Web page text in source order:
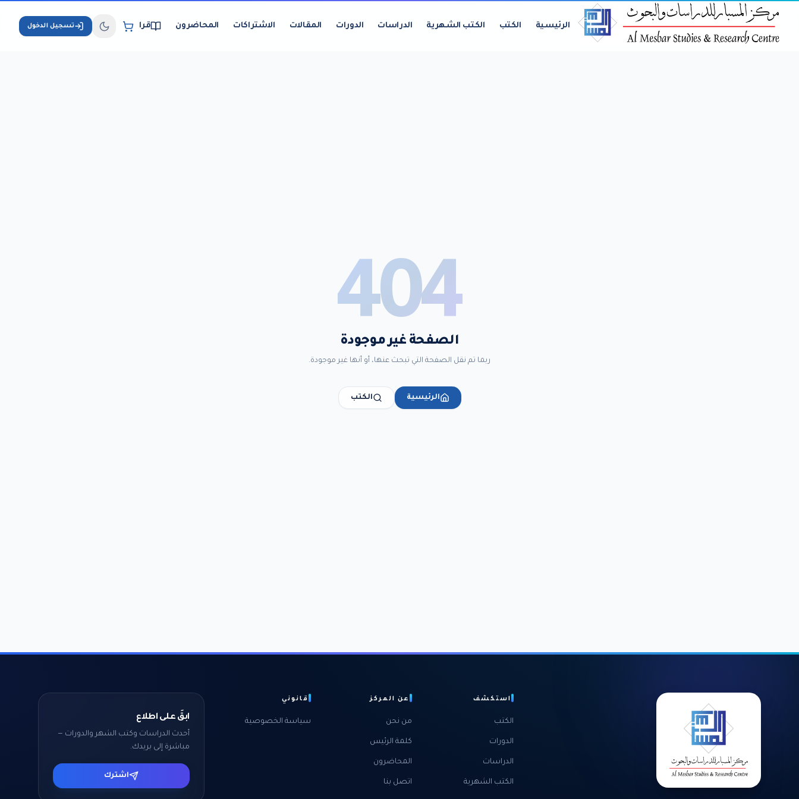
الرئيسية الكتب الكتب الشهرية الدراسات الدورات المقالات الاشتراكات المحاضرون قراءة الكتب الإلكترونيةتسجيل الدخول
404
الصفحة غير موجودة
ربما تم نقل الصفحة التي تبحث عنها، أو أنها غير موجودة.
الرئيسية الكتب
استكشف
الكتب
الدورات
الدراسات
الكتب الشهرية
عن المركز
من نحن
كلمة الرئيس
المحاضرون
اتصل بنا
قانوني
سياسة الخصوصية
ابقَ على اطلاع
أحدث الدراسات وكتب الشهر والدورات —
مباشرة إلى بريدك.
اشترك